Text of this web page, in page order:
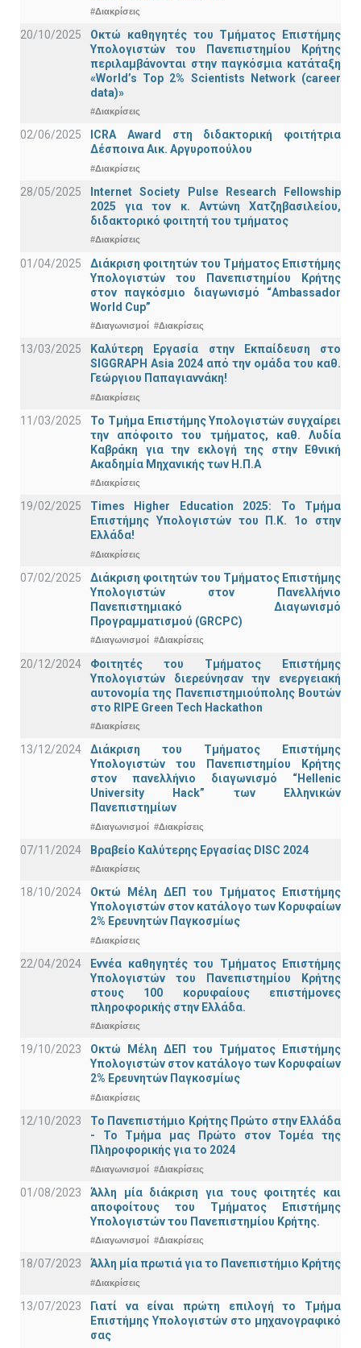
#Διακρίσεις
20/10/2025
Οκτώ καθηγητές του Τμήματος Επιστήμης
Υπολογιστών του Πανεπιστημίου Κρήτης
περιλαμβάνονται στην παγκόσμια κατάταξη
«World’s Top 2% Scientists Network (career
data)»
#Διακρίσεις
02/06/2025
ICRA Award στη διδακτορική φοιτήτρια
Δέσποινα Αικ. Αργυροπούλου
#Διακρίσεις
28/05/2025
Internet Society Pulse Research Fellowship
2025 για τον κ. Αντώνη Χατζηβασιλείου,
διδακτορικό φοιτητή του τμήματος
#Διακρίσεις
01/04/2025
Διάκριση φοιτητών του Τμήματος Επιστήμης
Υπολογιστών του Πανεπιστημίου Κρήτης
στον παγκόσμιο διαγωνισμό “Ambassador
World Cup”
#Διαγωνισμοί #Διακρίσεις
13/03/2025
Καλύτερη Εργασία στην Εκπαίδευση στο
SIGGRAPH Asia 2024 από την ομάδα του καθ.
Γεώργιου Παπαγιαννάκη!
#Διακρίσεις
11/03/2025
Το Τμήμα Επιστήμης Υπολογιστών συγχαίρει
την απόφοιτο του τμήματος, καθ. Λυδία
Καβράκη για την εκλογή της στην Εθνική
Ακαδημία Μηχανικής των Η.Π.Α
#Διακρίσεις
19/02/2025
Times Higher Education 2025: Το Τμήμα
Επιστήμης Υπολογιστών του Π.Κ. 1ο στην
Ελλάδα!
#Διακρίσεις
07/02/2025
Διάκριση φοιτητών του Τμήματος Επιστήμης
Υπολογιστών στον Πανελλήνιο
Πανεπιστημιακό Διαγωνισμό
Προγραμματισμού (GRCPC)
#Διαγωνισμοί #Διακρίσεις
20/12/2024
Φοιτητές του Τμήματος Επιστήμης
Υπολογιστών διερεύνησαν την ενεργειακή
αυτονομία της Πανεπιστημιούπολης Βουτών
στο RIPE Green Tech Hackathon
#Διακρίσεις
13/12/2024
Διάκριση του Τμήματος Επιστήμης
Υπολογιστών του Πανεπιστημίου Κρήτης
στον πανελλήνιο διαγωνισμό “Hellenic
University Hack” των Ελληνικών
Πανεπιστημίων
#Διαγωνισμοί #Διακρίσεις
07/11/2024 Βραβείο Καλύτερης Εργασίας DISC 2024
#Διακρίσεις
18/10/2024
Οκτώ Μέλη ΔΕΠ του Τμήματος Επιστήμης
Υπολογιστών στον κατάλογο των Κορυφαίων
2% Ερευνητών Παγκοσμίως
#Διακρίσεις
22/04/2024
Εννέα καθηγητές του Τμήματος Επιστήμης
Υπολογιστών του Πανεπιστημίου Κρήτης
στους 100 κορυφαίους επιστήμονες
πληροφορικής στην Ελλάδα.
#Διακρίσεις
19/10/2023
Οκτώ Μέλη ΔΕΠ του Τμήματος Επιστήμης
Υπολογιστών στον κατάλογο των Κορυφαίων
2% Ερευνητών Παγκοσμίως
#Διακρίσεις
12/10/2023
Το Πανεπιστήμιο Κρήτης Πρώτο στην Ελλάδα
- Το Τμήμα μας Πρώτο στον Τομέα της
Πληροφορικής για το 2024
#Διαγωνισμοί #Διακρίσεις
01/08/2023
Άλλη μία διάκριση για τους φοιτητές και
αποφοίτους του Τμήματος Επιστήμης
Υπολογιστών του Πανεπιστημίου Κρήτης.
#Διαγωνισμοί #Διακρίσεις
18/07/2023 Άλλη μία πρωτιά για το Πανεπιστήμιο Κρήτης
#Διακρίσεις
13/07/2023
Γιατί να είναι πρώτη επιλογή το Τμήμα
Επιστήμης Υπολογιστών στο μηχανογραφικό
σας